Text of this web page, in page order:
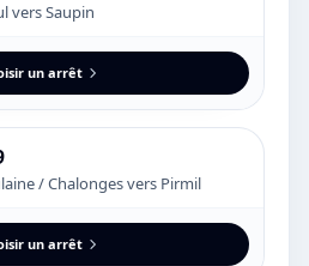
vers Saupin
un arrêt
/ Chalonges vers Pirmil
un arrêt